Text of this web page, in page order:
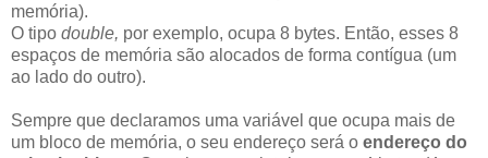
memória).
O tipo double, por exemplo, ocupa 8 bytes. Então, esses 8
espaços de memória são alocados de forma contígua (um
ao lado do outro).
Sempre que declaramos uma variável que ocupa mais de
um bloco de memória, o seu endereço será o endereço do